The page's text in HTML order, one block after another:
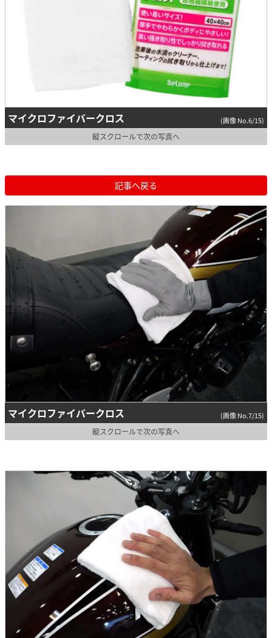
マイクロファイバークロス (画像 No.6/15)
縦スクロールで次の写真へ
記事へ戻る
マイクロファイバークロス (画像 No.7/15)
縦スクロールで次の写真へ